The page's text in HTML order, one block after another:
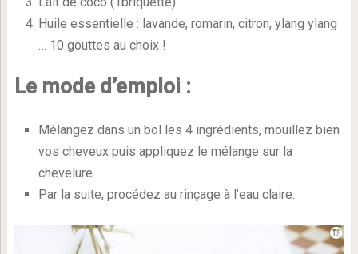
Huile essentielle : lavande, romarin, citron, ylang ylang
… 10 gouttes au choix !
Le mode d’emploi :
Mélangez dans un bol les 4 ingrédients, mouillez bien
vos cheveux puis appliquez le mélange sur la
chevelure.
Par la suite, procédez au rinçage à l’eau claire.